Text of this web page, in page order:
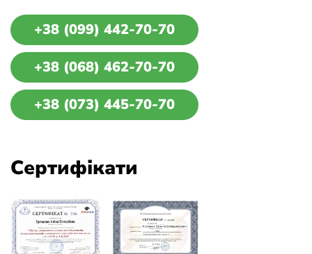
+38 (099) 442-70-70
+38 (068) 462-70-70
+38 (073) 445-70-70
Сертифікати